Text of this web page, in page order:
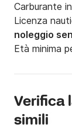
Carburante
Licenza
noleggio
Età minima
Verifica
simili